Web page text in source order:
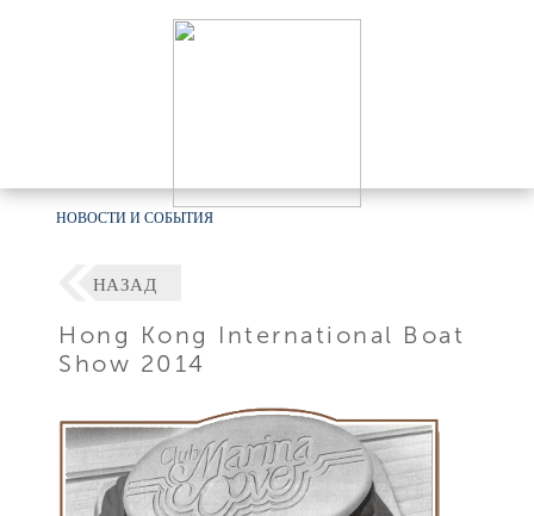
НОВОСТИ И СОБЫТИЯ
НАЗАД
Hong Kong International Boat
Show 2014